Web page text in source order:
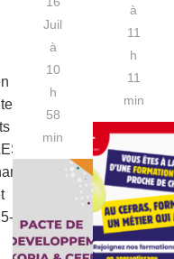
Juil
à
10
h
58
min
à
11
h
11
min